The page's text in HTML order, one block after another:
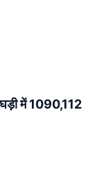
में 1090,112